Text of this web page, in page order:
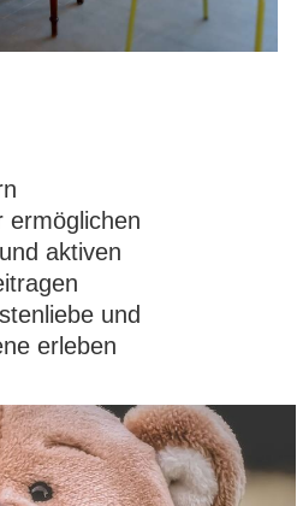
ermöglichen
aktiven
und
erleben